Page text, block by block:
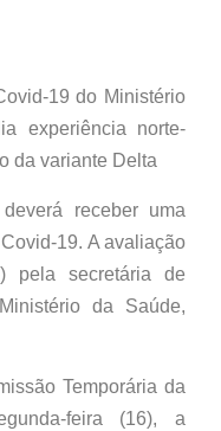
19 do Ministério
experiência norte-
da variante Delta
receber uma
19. A avaliação
pela secretária de
da Saúde,
Temporária da
feira (16), a